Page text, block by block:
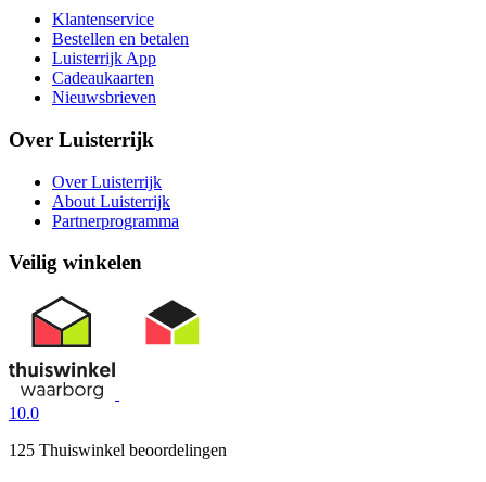
Klantenservice
Bestellen en betalen
Luisterrijk App
Cadeaukaarten
Nieuwsbrieven
Over Luisterrijk
Over Luisterrijk
About Luisterrijk
Partnerprogramma
Veilig winkelen
10.0
125 Thuiswinkel beoordelingen